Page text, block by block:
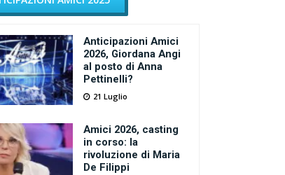
Anticipazioni Amici
2026, Giordana Angi
al posto di Anna
Pettinelli?
21 Luglio
Amici 2026, casting
in corso: la
rivoluzione di Maria
De Filippi